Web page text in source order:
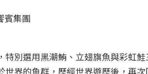
別選用黑潮鮪、立翅旗魚與彩虹
界的魚群，歷經世界遊歷後，再